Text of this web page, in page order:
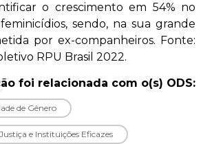
o crescimento em 54% no
sendo, na sua grande
por ex-companheiros. Fonte:
RPU Brasil 2022.
foi relacionada com o(s) ODS:
de Gênero
e Instituições Eficazes